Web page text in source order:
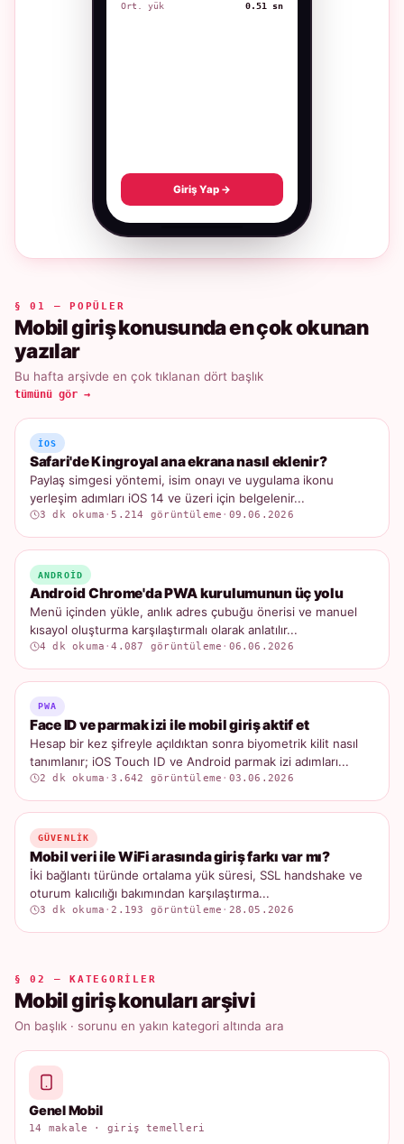
Ort. yük
0.51 sn
Giriş Yap →
§ 01 — POPÜLER
Mobil giriş konusunda en çok okunan
yazılar
Bu hafta arşivde en çok tıklanan dört başlık
tümünü gör →
IOS
Safari'de Kingroyal ana ekrana nasıl eklenir?
Paylaş simgesi yöntemi, isim onayı ve uygulama ikonu
yerleşim adımları iOS 14 ve üzeri için belgelenir...
3 dk okuma ·5.214 görüntüleme · 09.06.2026
ANDROID
Android Chrome'da PWA kurulumunun üç yolu
Menü içinden yükle, anlık adres çubuğu önerisi ve manuel
kısayol oluşturma karşılaştırmalı olarak anlatılır...
4 dk okuma ·4.087 görüntüleme · 06.06.2026
PWA
Face ID ve parmak izi ile mobil giriş aktif et
Hesap bir kez şifreyle açıldıktan sonra biyometrik kilit nasıl
tanımlanır; iOS Touch ID ve Android parmak izi adımları...
2 dk okuma ·3.642 görüntüleme · 03.06.2026
GÜVENLIK
Mobil veri ile WiFi arasında giriş farkı var mı?
İki bağlantı türünde ortalama yük süresi, SSL handshake ve
oturum kalıcılığı bakımından karşılaştırma...
3 dk okuma ·2.193 görüntüleme · 28.05.2026
§ 02 — KATEGORILER
Mobil giriş konuları arşivi
On başlık · sorunu en yakın kategori altında ara
Genel Mobil
14 makale · giriş temelleri